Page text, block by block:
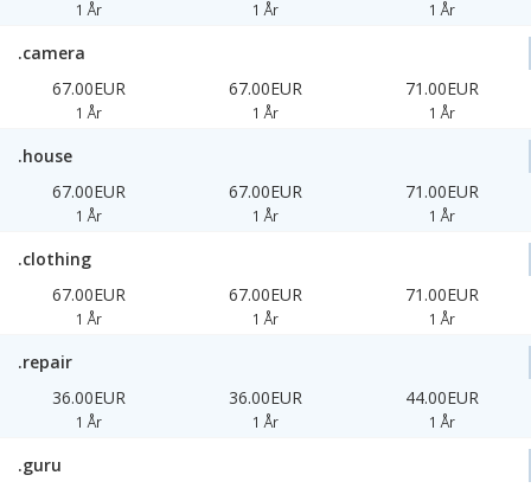
1 År 1 År 1 År
.camera
67.00EUR
1 År
67.00EUR
1 År
71.00EUR
1 År
.house
67.00EUR
1 År
67.00EUR
1 År
71.00EUR
1 År
.clothing
67.00EUR
1 År
67.00EUR
1 År
71.00EUR
1 År
.repair
36.00EUR
1 År
36.00EUR
1 År
44.00EUR
1 År
.guru